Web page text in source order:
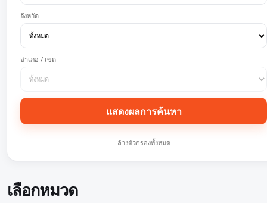
จังหวัด
อำเภอ / เขต
แสดงผลการค้นหา
ล้างตัวกรองทั้งหมด
เลือกหมวด